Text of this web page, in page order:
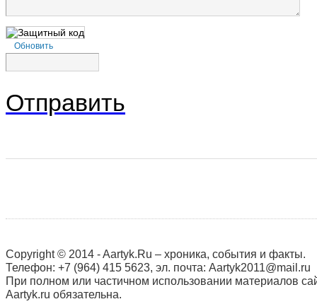
Обновить
Отправить
Copyright © 2014 - Aartyk.Ru – хроника, события и факты.
Телефон: +7 (964) 415 5623, эл. почта: Aartyk2011@mail.ru
При полном или частичном использовании материалов
Aartyk.ru oбязательна.